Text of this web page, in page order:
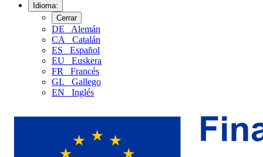
Idioma:
Cerrar
DE
Alemán
CA
Catalán
ES
Español
EU
Euskera
FR
Francés
GL
Gallego
EN
Inglés